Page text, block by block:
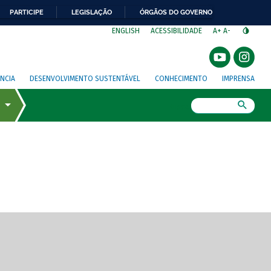
PARTICIPE LEGISLAÇÃO ÓRGÃOS DO GOVERNO
ENGLISH ACESSIBILIDADE A+ A-
DESENVOLVIMENTO SUSTENTÁVEL CONHECIMENTO IMPRENSA
de tela